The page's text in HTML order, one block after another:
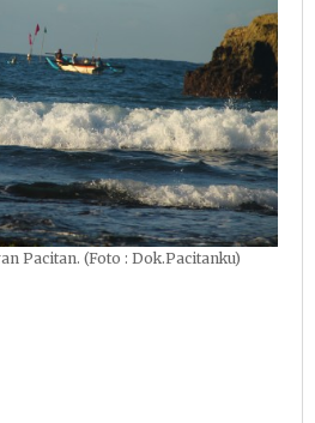
Pacitan. (Foto : Dok.Pacitanku)